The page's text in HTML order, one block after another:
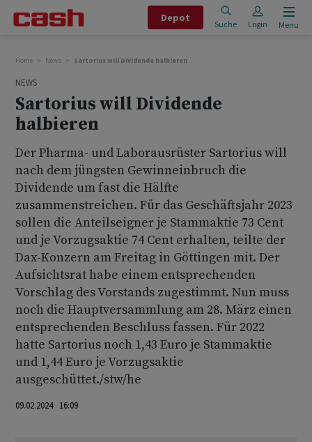
Depot
Suche Login Menu
Home News Sartorius will Dividende halbieren
NEWS
Sartorius will Dividende
halbieren
Der Pharma- und Laborausrüster Sartorius will
nach dem jüngsten Gewinneinbruch die
Dividende um fast die Hälfte
zusammenstreichen. Für das Geschäftsjahr 2023
sollen die Anteilseigner je Stammaktie 73 Cent
und je Vorzugsaktie 74 Cent erhalten, teilte der
Dax-Konzern am Freitag in Göttingen mit. Der
Aufsichtsrat habe einem entsprechenden
Vorschlag des Vorstands zugestimmt. Nun muss
noch die Hauptversammlung am 28. März einen
entsprechenden Beschluss fassen. Für 2022
hatte Sartorius noch 1,43 Euro je Stammaktie
und 1,44 Euro je Vorzugsaktie
ausgeschüttet./stw/he
09.02.2024 16:09